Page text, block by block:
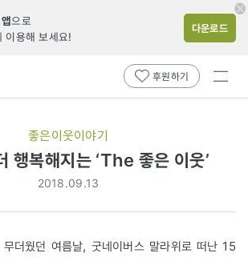
으로
이용해 보세요!
다운로드
후원하기
전체
좋은이웃이야기
행복해지는 ‘The 좋은 이웃’
2018.09.13
더웠던 여름날, 굿네이버스 말라위로 떠난 15